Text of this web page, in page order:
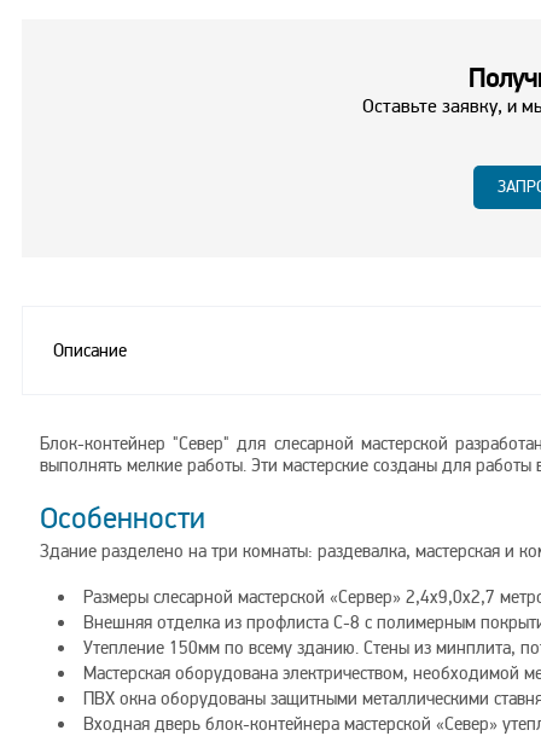
Оставьте заявку, и
Описание
Блок-контейнер "Север" для слесарной мастерской
выполнять мелкие работы. Эти мастерские созданы для
Особенности
Здание разделено на три комнаты: раздевалка, мастерская и
Размеры слесарной мастерской «Сервер» 2,4х9,0х2,7
Внешняя отделка из профлиста С-8 с полимерным
Утепление 150мм по всему зданию. Стены из минплита,
Мастерская оборудована электричеством, необходимой
ПВХ окна оборудованы защитными металлическими
Входная дверь блок-контейнера мастерской «Север»